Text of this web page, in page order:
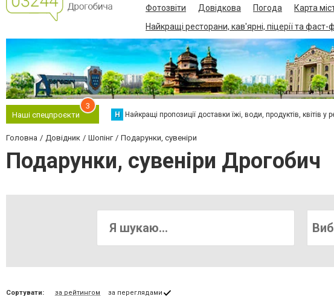
Фотозвіти Довідкова Погода Карта
Найкращі ресторани, кав'ярні, піцерії та фаст-
Наші спецпроєкти
3
Н Найкращі пропозиції доставки їжі, води, продуктів, квітів у
Головна Довідник Шопінг Подарунки, сувеніри
Подарунки, сувеніри Дрогобич
Сортувати: за рейтингом за переглядами